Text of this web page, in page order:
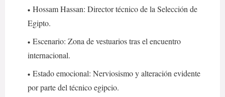
Hossam Hassan: Director técnico de la Selección de
Egipto.
Escenario: Zona de vestuarios tras el encuentro
internacional.
Estado emocional: Nerviosismo y alteración evidente
por parte del técnico egipcio.